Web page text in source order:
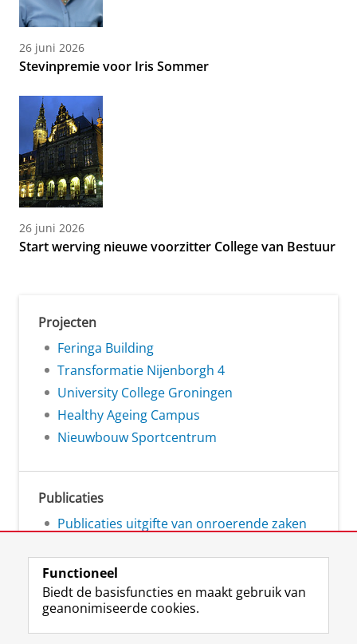
26 juni 2026
Stevinpremie voor Iris Sommer
26 juni 2026
Start werving nieuwe voorzitter College van Bestuur
Projecten
Feringa Building
Transformatie Nijenborgh 4
University College Groningen
Healthy Ageing Campus
Nieuwbouw Sportcentrum
Publicaties
Publicaties uitgifte van onroerende zaken
Volg ons op
L
Functioneel
Biedt de basisfuncties en maakt gebruik van
geanonimiseerde cookies.